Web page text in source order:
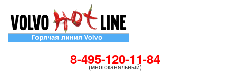
8-495-120-11-84
(многоканальный)